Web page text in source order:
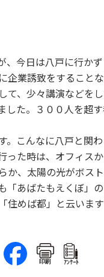
今日は八戸に行か
企業誘致をすること
て、少々講演などを
た。３００人を超
。こんなに八戸と関
った時は、オフィス
か、太陽の光がボス
あばたもえくぼ」
めば都」と云います
印刷 ｱﾝｹｰﾄ